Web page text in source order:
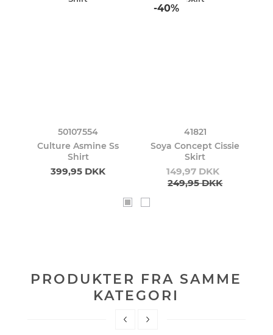
50107554
Culture Asmine Ss
Shirt
399,95 DKK
-40%
41821
Soya Concept Cissie
Skirt
149,97 DKK
249,95 DKK
PRODUKTER FRA SAMME
KATEGORI